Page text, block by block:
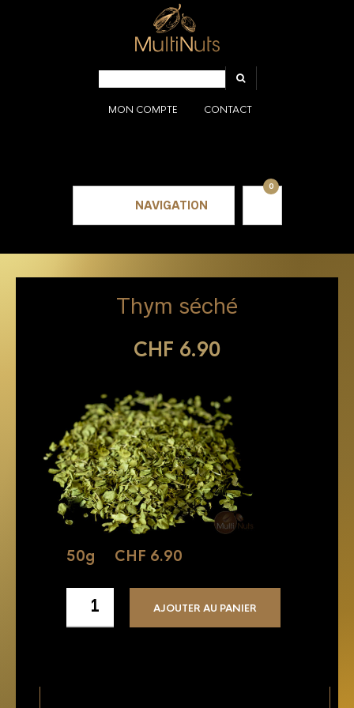
MON COMPTE CONTACT
NAVIGATION
0
Thym séché
CHF 6.90
50g CHF 6.90
AJOUTER AU PANIER